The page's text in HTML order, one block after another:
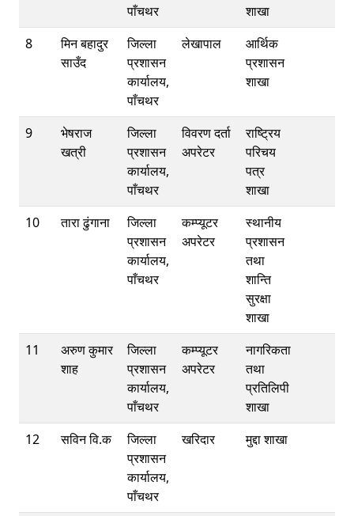
पाँचथर
शाखा
8
मिन बहादुर
साउँद
जिल्ला
प्रशासन
कार्यालय,
पाँचथर
लेखापाल
आर्थिक
प्रशासन
शाखा
9
भेषराज
खत्री
जिल्ला
प्रशासन
कार्यालय,
पाँचथर
विवरण दर्ता
अपरेटर
राष्ट्रिय
परिचय
पत्र
शाखा
10
तारा ढुंगाना
जिल्ला
प्रशासन
कार्यालय,
पाँचथर
कम्प्यूटर
अपरेटर
स्थानीय
प्रशासन
तथा
शान्ति
सुरक्षा
शाखा
11
अरुण कुमार
शाह
जिल्ला
प्रशासन
कार्यालय,
पाँचथर
कम्प्यूटर
अपरेटर
नागरिकता
तथा
प्रतिलिपी
शाखा
12
सविन वि.क
जिल्ला
प्रशासन
कार्यालय,
पाँचथर
खरिदार मुद्दा शाखा